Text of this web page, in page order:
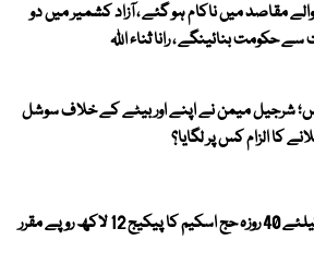
مقاصد میں ناکام ہو گئے ، آزاد کشمیر میں دو
سے حکومت بنائینگے ، رانا ثناء اللہ
شرجیل میمن نے اپنے اور بیٹے کے خلاف سوشل
کا الزام کس پر لگایا؟
لاکھ روپے مقرر